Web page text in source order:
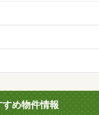
め物件情報